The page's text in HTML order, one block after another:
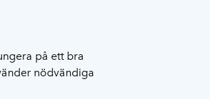
på ett bra
nödvändiga